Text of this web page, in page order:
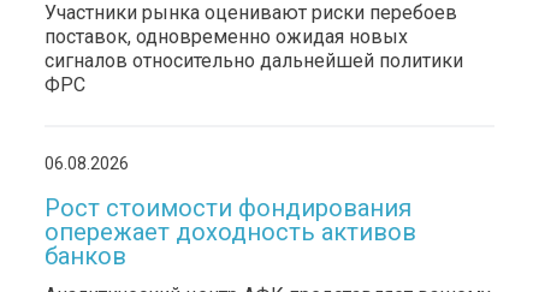
Участники рынка оценивают риски перебоев
поставок, одновременно ожидая новых
сигналов относительно дальнейшей политики
ФРС
06.08.2026
Рост стоимости фондирования
опережает доходность активов
банков